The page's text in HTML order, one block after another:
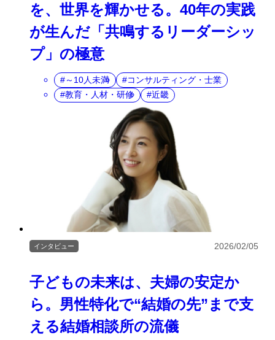
を、世界を輝かせる。40年の実践
が生んだ「共鳴するリーダーシッ
プ」の極意
～10人未満
コンサルティング・士業
教育・人材・研修
近畿
子どもの未来は、夫婦の安定か
ら。男性特化で“結婚の先”まで支
える結婚相談所の流儀
インタビュー 2026/02/05